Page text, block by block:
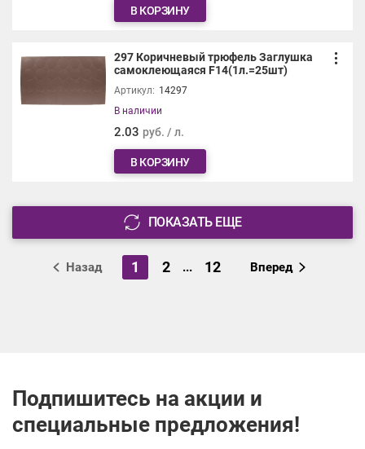
В КОРЗИНУ
297 Коричневый трюфель Заглушка
самоклеющаяся F14(1л.=25шт)
Артикул: 14297
В наличии
2.03 руб. / л.
В КОРЗИНУ
ПОКАЗАТЬ ЕЩЕ
Назад 1 2 ... 12 Вперед
Подпишитесь на акции и
специальные предложения!